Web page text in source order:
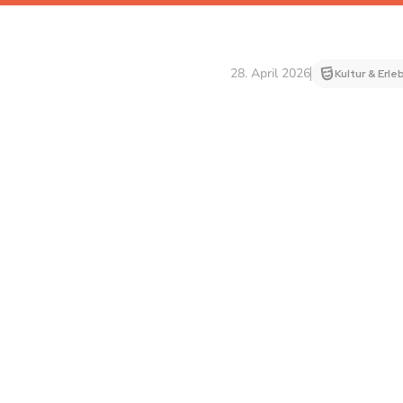
28. April 2026 Kultur &